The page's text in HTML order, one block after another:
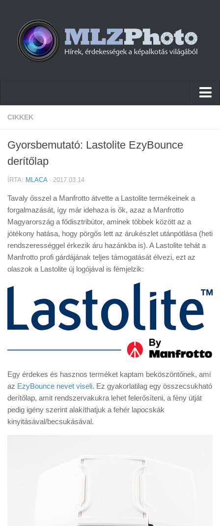
Hírek
Cikkek
Tudástár
Tanácsok
Érdekességek
Helyszíni Riport
CIKKEK
Gyorsbemutató: Lastolite EzyBounce
derítőlap
ÍRTA: MLACA· 2017.03.14
Tavaly ősszel a Manfrotto átvette a Lastolite termékeinek a
forgalmazását, így már idehaza is ők, azaz a Manfrotto
Magyarország a fődisztribútor, aminek többek között az a
jótékony hatása, hogy pörgős lett az árukészlet utánpótlása (heti
rendszerességgel érkezik áru hazánkba is). A Lastolite tehát a
Manfrotto profi gárdájának teljes támogatását élvezi, ezt az
olaszok a Lastolite új logójával is fémjelzik:
Egy érdekes és hasznos terméket kaptam beköszöntőnek, ami
az EzyBounce nevet viseli. Ez gyakorlatilag egy összecsukható
derítőlap, amit rendszervakukra lehet felerősíteni, a fény útját
pedig igény szerint alakíthatjuk a fehér lapocskák
kinyitásával/becsukásával.